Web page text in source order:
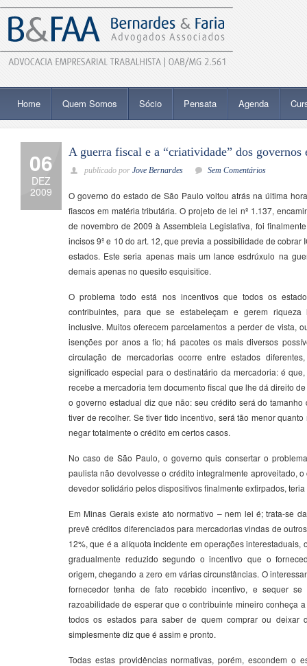
Home Quem Somos Sócio Pensata Agenda
06
DEZ
2009
A guerra fiscal e a “criatividade” dos governos
publicado por Jove Bernardes Sem Comentários
O governo do estado de São Paulo voltou atrás na última
fiascos em matéria tributária. O projeto de lei nº 1.137,
de novembro de 2009 à Assembleia Legislativa, foi
incisos 9º e 10 do art. 12, que previa a possibilidade de
estados. Este seria apenas mais um lance esdrúxulo na
demais apenas no quesito esquisitice.
O problema todo está nos incentivos que todos os
contribuintes, para que se estabeleçam e gerem riqueza
inclusive. Muitos oferecem parcelamentos a perder de vista,
isenções por anos a fio; há pacotes os mais diversos
circulação de mercadorias ocorre entre estados
significado especial para o destinatário da mercadoria: é
recebe a mercadoria tem documento fiscal que lhe dá direito
o governo estadual diz que não: seu crédito será do
tiver de recolher. Se tiver tido incentivo, será tão menor
negar totalmente o crédito em certos casos.
No caso de São Paulo, o governo quis consertar o
paulista não devolvesse o crédito integralmente aproveitado,
devedor solidário pelos dispositivos finalmente extirpados,
Em Minas Gerais existe ato normativo – nem lei é; trata-se
prevê créditos diferenciados para mercadorias vindas de
12%, que é a alíquota incidente em operações interestaduais,
gradualmente reduzido segundo o incentivo que o
origem, chegando a zero em várias circunstâncias. O
fornecedor tenha de fato recebido incentivo, e sequer
razoabilidade de esperar que o contribuinte mineiro conheça
todos os estados para saber de quem comprar ou deixar
simplesmente diz que é assim e pronto.
Todas estas providências normativas, porém, escondem o